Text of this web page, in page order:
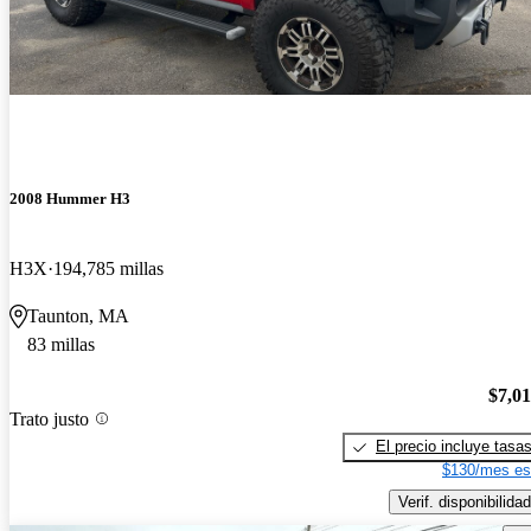
2008 Hummer H3
H3X 194,785 millas
Taunton, MA
83 millas
Trato justo
El precio incluye tasas
$130/mes
Verif. disponibilidad